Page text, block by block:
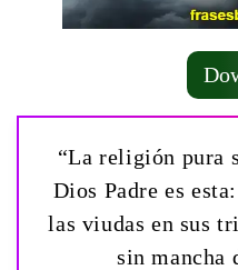
“La religión pura
Dios Padre es
las viudas en sus
sin mancha